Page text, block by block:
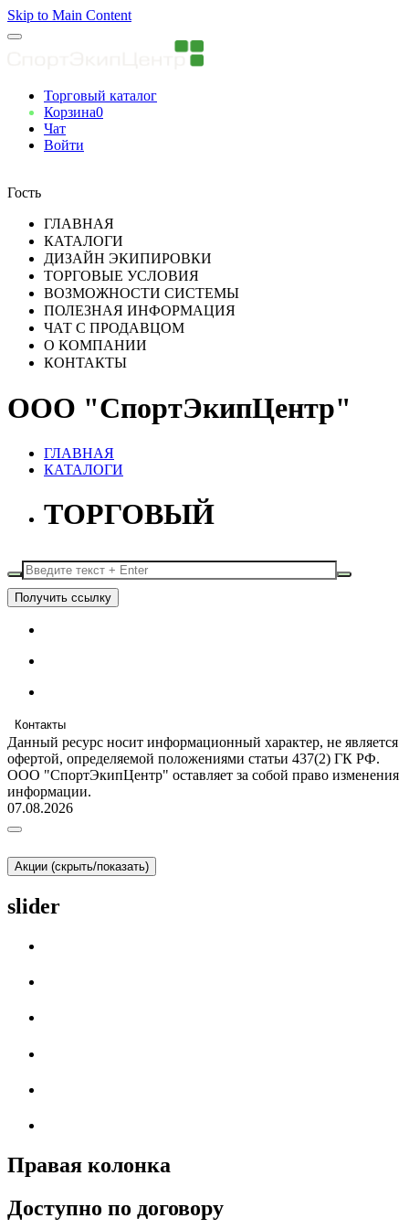
Skip to Main Content
Торговый каталог
Корзина0
Чат
Войти
Гость
ГЛАВНАЯ
КАТАЛОГИ
ДИЗАЙН ЭКИПИРОВКИ
ТОРГОВЫЕ УСЛОВИЯ
ВОЗМОЖНОСТИ СИСТЕМЫ
ПОЛЕЗНАЯ ИНФОРМАЦИЯ
ЧАТ С ПРОДАВЦОМ
О КОМПАНИИ
КОНТАКТЫ
ООО "СпортЭкипЦентр"
ГЛАВНАЯ
КАТАЛОГИ
ТОРГОВЫЙ
Получить ссылку
Контакты
Данный ресурс носит информационный характер, не является
офертой, определяемой положениями статьи 437(2) ГК РФ.
ООО "СпортЭкипЦентр" оставляет за собой право изменения
информации.
07.08.2026
Акции (скрыть/показать)
slider
Правая колонка
Доступно по договору